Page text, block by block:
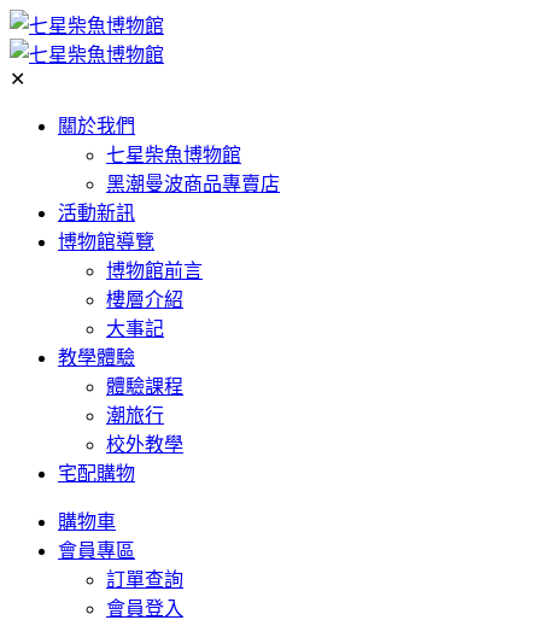
✕
關於我們
七星柴魚博物館
黑潮曼波商品專賣店
活動新訊
博物館導覽
博物館前言
樓層介紹
大事記
教學體驗
體驗課程
潮旅行
校外教學
宅配購物
購物車
會員專區
訂單查詢
會員登入